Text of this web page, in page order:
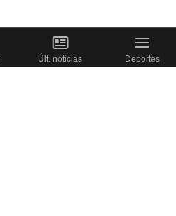
Últ. noticias Deportes